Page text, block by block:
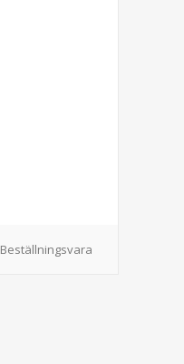
Beställningsvara